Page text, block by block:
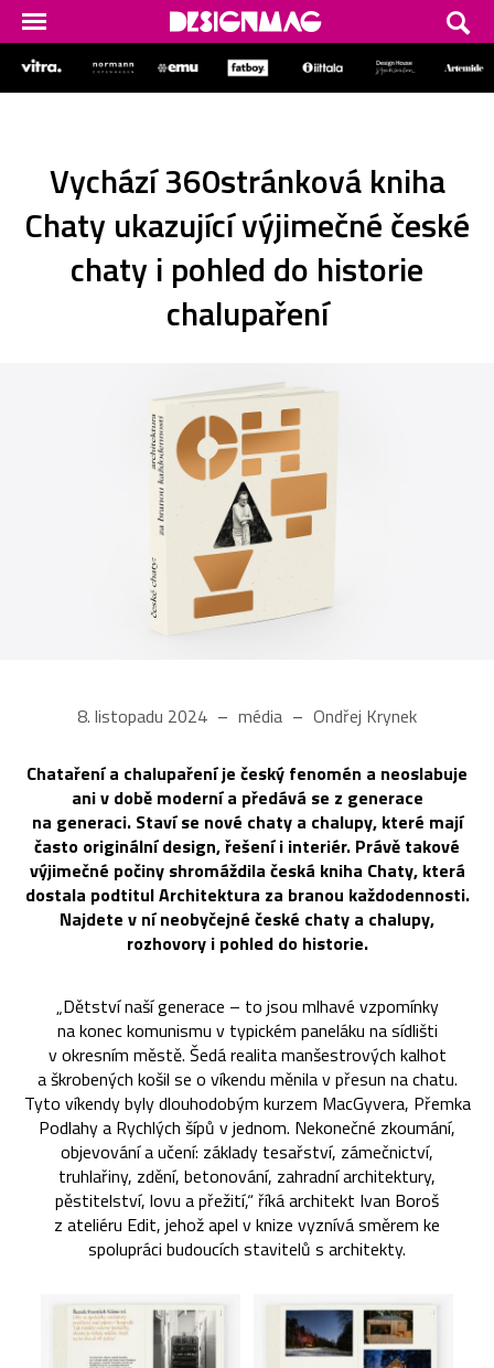
Vychází 360stránková kniha
Chaty ukazující výjimečné české
chaty i pohled do historie
chalupaření
8. listopadu 2024 média Ondřej Krynek
Chataření a chalupaření je český fenomén a neoslabuje
ani v době moderní a předává se z generace
na generaci. Staví se nové chaty a chalupy, které mají
často originální design, řešení i interiér. Právě takové
výjimečné počiny shromáždila česká kniha Chaty, která
dostala podtitul Architektura za branou každodennosti.
Najdete v ní neobyčejné české chaty a chalupy,
rozhovory i pohled do historie.
„Dětství naší generace – to jsou mlhavé vzpomínky
na konec komunismu v typickém paneláku na sídlišti
v okresním městě. Šedá realita manšestrových kalhot
a škrobených košil se o víkendu měnila v přesun na chatu.
Tyto víkendy byly dlouhodobým kurzem MacGyvera, Přemka
Podlahy a Rychlých šípů v jednom. Nekonečné zkoumání,
objevování a učení: základy tesařství, zámečnictví,
truhlařiny, zdění, betonování, zahradní architektury,
pěstitelství, lovu a přežití,“ říká architekt Ivan Boroš
z ateliéru Edit, jehož apel v knize vyznívá směrem ke
spolupráci budoucích stavitelů s architekty.